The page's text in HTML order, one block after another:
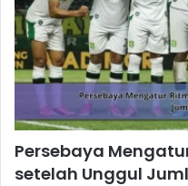
Persebaya
setelah Unggul